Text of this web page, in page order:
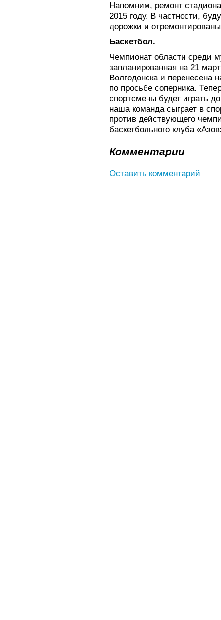
Напомним, ремонт
2015 году. В частности,
дорожки и
Баскетбол.
Чемпионат области среди
запланированная на 21
Волгодонска и перенесена
по просьбе соперника.
спортсмены будет играть
наша команда сыграет в
против действующего
баскетбольного клуба
Комментарии
Оставить комментарий